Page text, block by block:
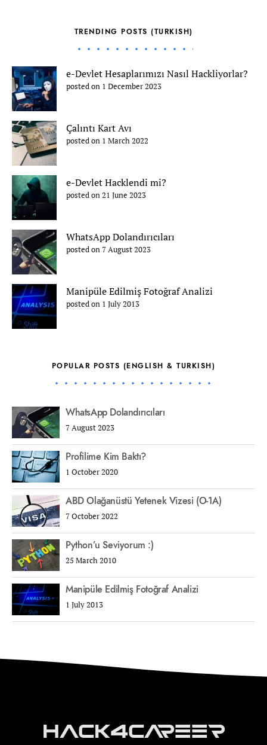
TRENDING POSTS (TURKISH)
e-Devlet Hesaplarımızı Nasıl Hackliyorlar?
posted on 1 December 2023
Çalıntı Kart Avı
posted on 1 March 2022
e-Devlet Hacklendi mi?
posted on 21 June 2023
WhatsApp Dolandırıcıları
posted on 7 August 2023
Manipüle Edilmiş Fotoğraf Analizi
posted on 1 July 2013
POPULAR POSTS (ENGLISH & TURKISH)
WhatsApp Dolandırıcıları
7 August 2023
Profilime Kim Baktı?
1 October 2020
ABD Olağanüstü Yetenek Vizesi (O-1A)
7 October 2022
Python’u Seviyorum :)
25 March 2010
Manipüle Edilmiş Fotoğraf Analizi
1 July 2013
Hack4Career